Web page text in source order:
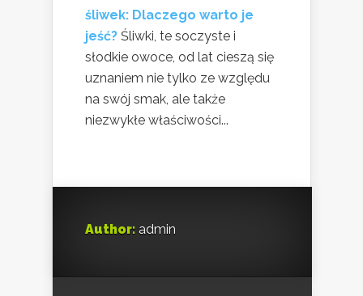
śliwek: Dlaczego warto je
jeść? Śliwki, te soczyste i
słodkie owoce, od lat cieszą się
uznaniem nie tylko ze względu
na swój smak, ale także
niezwykłe właściwości...
Author: admin